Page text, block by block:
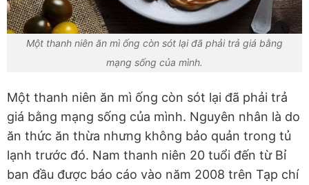
Một thanh niên ăn mì ống còn sót lại đã phải trả giá bằng
mạng sống của mình.
Một thanh niên ăn mì ống còn sót lại đã phải trả
giá bằng mạng sống của mình. Nguyên nhân là do
ăn thức ăn thừa nhưng không bảo quản trong tủ
lạnh trước đó. Nam thanh niên 20 tuổi đến từ Bỉ
ban đầu được báo cáo vào năm 2008 trên Tạp chí